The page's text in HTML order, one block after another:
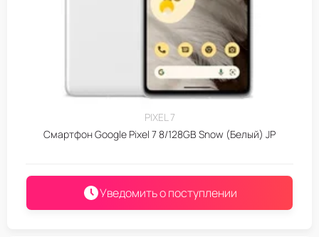
PIXEL 7
Смартфон Google Pixel 7 8/128GB Snow (Белый) JP
Уведомить о поступлении